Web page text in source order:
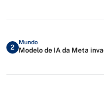
2
Mundo
Modelo de IA da Meta